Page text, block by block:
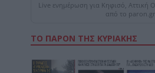
Live ενημέρωση για Κηφισό, Αττική
από το paron.gr
ΤΟ ΠΑΡΟΝ ΤΗΣ ΚΥΡΙΑΚΗΣ